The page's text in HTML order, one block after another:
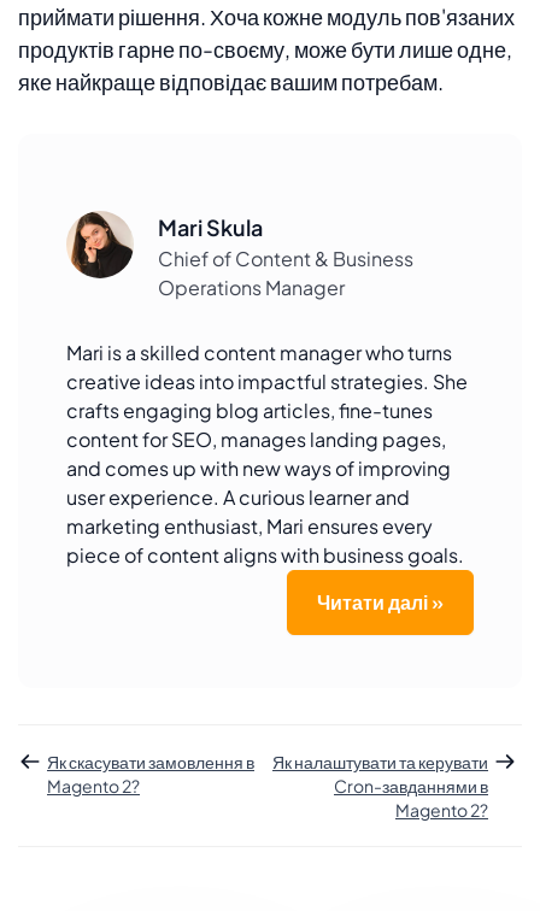
приймати рішення. Хоча кожне модуль пов'язаних
продуктів гарне по-своєму, може бути лише одне,
яке найкраще відповідає вашим потребам.
Mari Skula
Chief of Content & Business
Operations Manager
Mari is a skilled content manager who turns
creative ideas into impactful strategies. She
crafts engaging blog articles, fine-tunes
content for SEO, manages landing pages,
and comes up with new ways of improving
user experience. A curious learner and
marketing enthusiast, Mari ensures every
piece of content aligns with business goals.
Читати далі »
Як скасувати замовлення в
Magento 2?
Як налаштувати та керувати
Cron-завданнями в
Magento 2?